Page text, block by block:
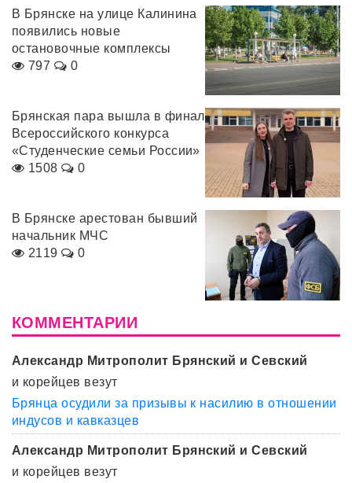
В Брянске на улице Калинина
появились новые
остановочные комплексы
797
0
Брянская пара вышла в финал
Всероссийского конкурса
«Студенческие семьи России»
1508
0
В Брянске арестован бывший
начальник МЧС
2119
0
КОММЕНТАРИИ
Александр Митрополит Брянский и Севский
и корейцев везут
Брянца осудили за призывы к насилию в отношении
индусов и кавказцев
Александр Митрополит Брянский и Севский
и корейцев везут